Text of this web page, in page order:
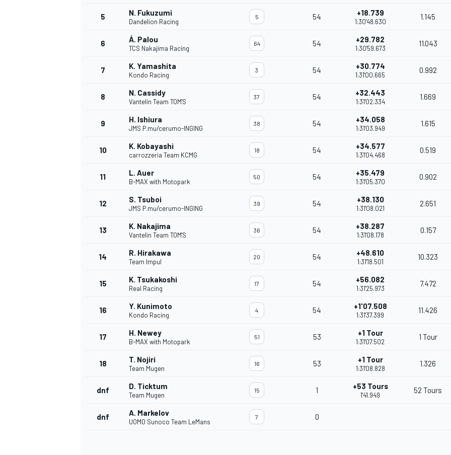
5 N. Fukuzumi
Dandelion Racing
5 54 +18.739
1:30'48.630
1.145
6 Á. Palou
TCS Nakajima Racing
64 54 +29.782
1:30'59.673
11.043
7 K. Yamashita
Kondo Racing
3 54 +30.774
1:31'00.665
0.992
8 N. Cassidy
Vantelin Team TOM'S
37 54 +32.443
1:31'02.334
1.669
9 H. Ishiura
JMS P.mu/cerumo-INGING
38 54 +34.058
1:31'03.949
1.615
10 K. Kobayashi
carrozzeria Team KCMG
18 54 +34.577
1:31'04.468
0.519
11 L. Auer
B-MAX with Motopark
50 54 +35.479
1:31'05.370
0.902
12 S. Tsuboi
JMS P.mu/cerumo-INGING
39 54 +38.130
1:31'08.021
2.651
13 K. Nakajima
Vantelin Team TOM'S
36 54 +38.287
1:31'08.178
0.157
14 R. Hirakawa
Team Impul
20 54 +48.610
1:31'18.501
10.323
15 K. Tsukakoshi
Real Racing
17 54 +56.082
1:31'25.973
7.472
16 Y. Kunimoto
Kondo Racing
4 54 +1'07.508
1:31'37.399
11.426
17 H. Newey
B-MAX with Motopark
51 53 +1 Tour
1:31'07.502
1 Tour
18 T. Nojiri
Team Mugen
16 53 +1 Tour
1:31'08.828
1.326
dnf D. Ticktum
Team Mugen
15 1 +53 Tours
1'41.949
52 Tours
dnf A. Markelov
UOMO Sunoco Team LeMans
7 0